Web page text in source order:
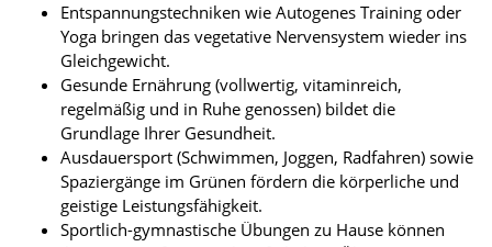
Entspannungstechniken wie Autogenes Training oder
Yoga bringen das vegetative Nervensystem wieder ins
Gleichgewicht.
Gesunde Ernährung (vollwertig, vitaminreich,
regelmäßig und in Ruhe genossen) bildet die
Grundlage Ihrer Gesundheit.
Ausdauersport (Schwimmen, Joggen, Radfahren) sowie
Spaziergänge im Grünen fördern die körperliche und
geistige Leistungsfähigkeit.
Sportlich-gymnastische Übungen zu Hause können